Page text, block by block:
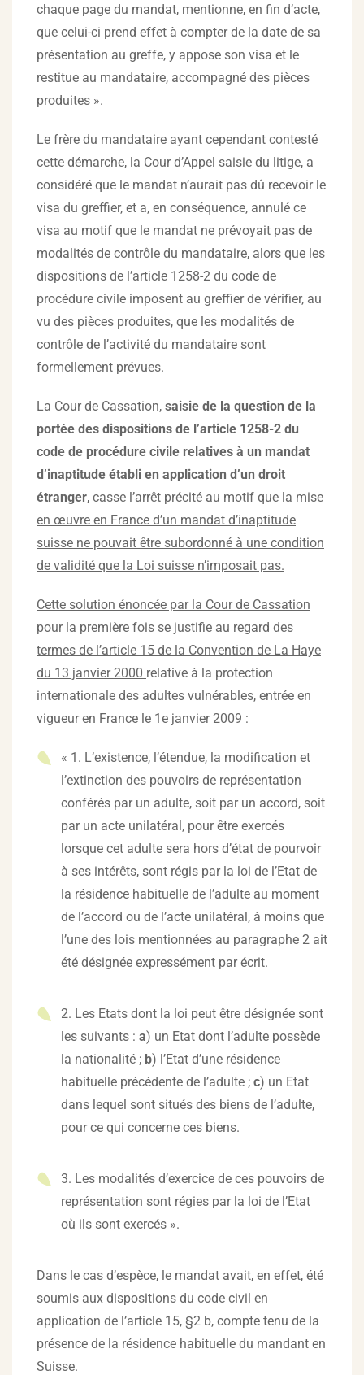
chaque page du mandat, mentionne, en fin d’acte,
que celui-ci prend effet à compter de la date de sa
présentation au greffe, y appose son visa et le
restitue au mandataire, accompagné des pièces
produites ».
Le frère du mandataire ayant cependant contesté
cette démarche, la Cour d’Appel saisie du litige, a
considéré que le mandat n’aurait pas dû recevoir le
visa du greffier, et a, en conséquence, annulé ce
visa au motif que le mandat ne prévoyait pas de
modalités de contrôle du mandataire, alors que les
dispositions de l’article 1258-2 du code de
procédure civile imposent au greffier de vérifier, au
vu des pièces produites, que les modalités de
contrôle de l’activité du mandataire sont
formellement prévues.
La Cour de Cassation, saisie de la question de la
portée des dispositions de l’article 1258-2 du
code de procédure civile relatives à un mandat
d’inaptitude établi en application d’un droit
étranger, casse l’arrêt précité au motif que la mise
en œuvre en France d’un mandat d’inaptitude
suisse ne pouvait être subordonné à une condition
de validité que la Loi suisse n’imposait pas.
Cette solution énoncée par la Cour de Cassation
pour la première fois se justifie au regard des
termes de l’article 15 de la Convention de La Haye
du 13 janvier 2000 relative à la protection
internationale des adultes vulnérables, entrée en
vigueur en France le 1e janvier 2009 :
« 1. L’existence, l’étendue, la modification et
l’extinction des pouvoirs de représentation
conférés par un adulte, soit par un accord, soit
par un acte unilatéral, pour être exercés
lorsque cet adulte sera hors d’état de pourvoir
à ses intérêts, sont régis par la loi de l’Etat de
la résidence habituelle de l’adulte au moment
de l’accord ou de l’acte unilatéral, à moins que
l’une des lois mentionnées au paragraphe 2 ait
été désignée expressément par écrit.
2. Les Etats dont la loi peut être désignée sont
les suivants : a) un Etat dont l’adulte possède
la nationalité ; b) l’Etat d’une résidence
habituelle précédente de l’adulte ; c) un Etat
dans lequel sont situés des biens de l’adulte,
pour ce qui concerne ces biens.
3. Les modalités d’exercice de ces pouvoirs de
représentation sont régies par la loi de l’Etat
où ils sont exercés ».
Dans le cas d’espèce, le mandat avait, en effet, été
soumis aux dispositions du code civil en
application de l’article 15, §2 b, compte tenu de la
présence de la résidence habituelle du mandant en
Suisse.